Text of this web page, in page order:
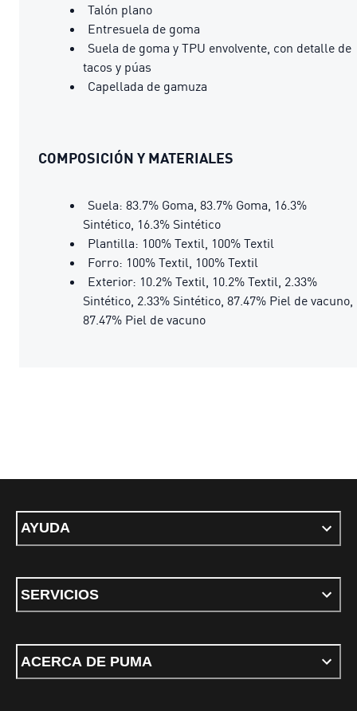
Talón plano
Entresuela de goma
Suela de goma y TPU envolvente, con detalle de
tacos y púas
Capellada de gamuza
COMPOSICIÓN Y MATERIALES
Suela: 83.7% Goma, 83.7% Goma, 16.3%
Sintético, 16.3% Sintético
Plantilla: 100% Textil, 100% Textil
Forro: 100% Textil, 100% Textil
Exterior: 10.2% Textil, 10.2% Textil, 2.33%
Sintético, 2.33% Sintético, 87.47% Piel de vacuno,
87.47% Piel de vacuno
AYUDA
SERVICIOS
ACERCA DE PUMA